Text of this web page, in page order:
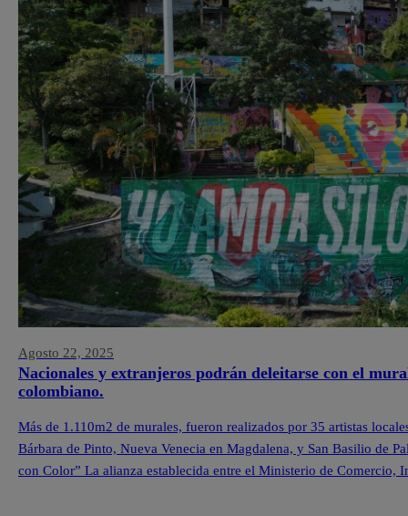
Agosto 22, 2025
Nacionales y extranjeros podrán deleitarse con el
colombiano.
Más de 1.110m2 de murales, fueron realizados por 35 artistas
Bárbara de Pinto, Nueva Venecia en Magdalena, y San Basilio de
con Color” La alianza establecida entre el Ministerio de